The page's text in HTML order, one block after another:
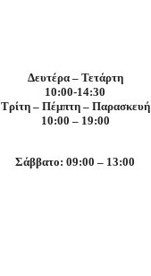
Δευτέρα – Τετάρτη
10:00-14:30
Τρίτη – Πέμπτη – Παρασκευή
10:00 – 19:00
Σάββατο: 09:00 – 13:00